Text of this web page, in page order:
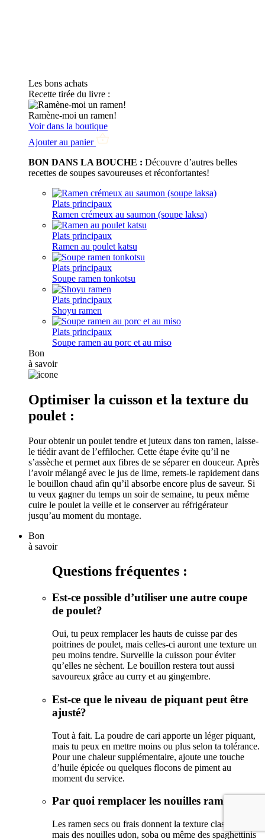
Les bons achats
Recette tirée du livre :
Ramène-moi un ramen!
Voir dans la boutique
Ajouter au panier
BON DANS LA BOUCHE : Découvre d’autres belles
recettes de soupes savoureuses et réconfortantes!
Plats principaux
Ramen crémeux au saumon (soupe laksa)
Plats principaux
Ramen au poulet katsu
Plats principaux
Soupe ramen tonkotsu
Plats principaux
Shoyu ramen
Plats principaux
Soupe ramen au porc et au miso
Bon
à savoir
Optimiser la cuisson et la texture du
poulet :
Pour obtenir un poulet tendre et juteux dans ton ramen, laisse-
le tiédir avant de l’effilocher. Cette étape évite qu’il ne
s’assèche et permet aux fibres de se séparer en douceur. Après
l’avoir mélangé avec le jus de lime, remets-le rapidement dans
le bouillon chaud afin qu’il absorbe encore plus de saveur. Si
tu veux gagner du temps un soir de semaine, tu peux même
cuire le poulet la veille et le conserver au réfrigérateur
jusqu’au moment du montage.
Bon
à savoir
Questions fréquentes :
Est-ce possible d’utiliser une autre coupe
de poulet?
Oui, tu peux remplacer les hauts de cuisse par des
poitrines de poulet, mais celles-ci auront une texture un
peu moins tendre. Surveille la cuisson pour éviter
qu’elles ne sèchent. Le bouillon restera tout aussi
savoureux grâce au curry et au gingembre.
Est-ce que le niveau de piquant peut être
ajusté?
Tout à fait. La poudre de cari apporte un léger piquant,
mais tu peux en mettre moins ou plus selon ta tolérance.
Pour une chaleur supplémentaire, ajoute une touche
d’huile épicée ou quelques flocons de piment au
moment du service.
Par quoi remplacer les nouilles ramen?
Les ramen secs ou frais donnent la texture classique,
mais des nouilles udon, soba ou même des spaghettinis